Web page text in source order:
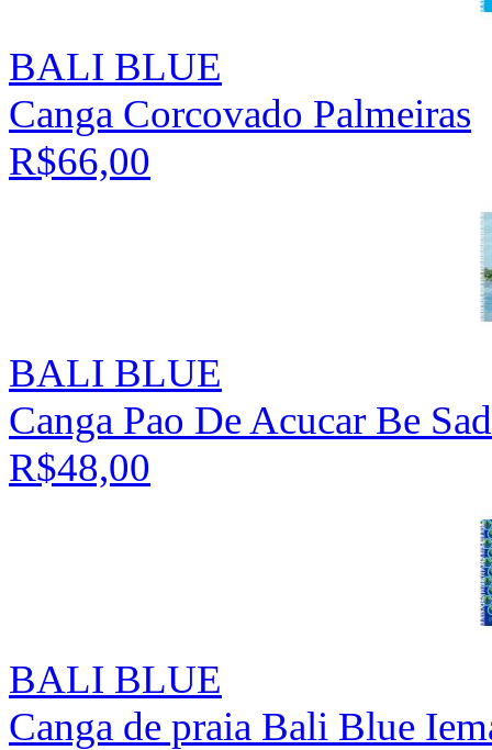
BALI BLUE
Canga Corcovado Palmeiras
R$66,00
BALI BLUE
Canga Pao De Acucar Be
R$48,00
BALI BLUE
Canga de praia Bali Blue